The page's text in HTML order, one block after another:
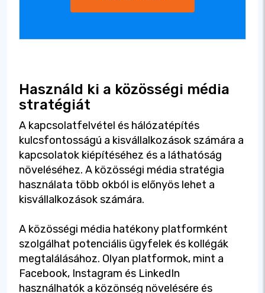
Használd ki a közösségi média
stratégiát
A kapcsolatfelvétel és hálózatépítés
kulcsfontosságú a kisvállalkozások számára a
kapcsolatok kiépítéséhez és a láthatóság
növeléséhez. A közösségi média stratégia
használata több okból is előnyös lehet a
kisvállalkozások számára.
A közösségi média hatékony platformként
szolgálhat potenciális ügyfelek és kollégák
megtalálásához. Olyan platformok, mint a
Facebook, Instagram és LinkedIn
használhatók a közönség növelésére és